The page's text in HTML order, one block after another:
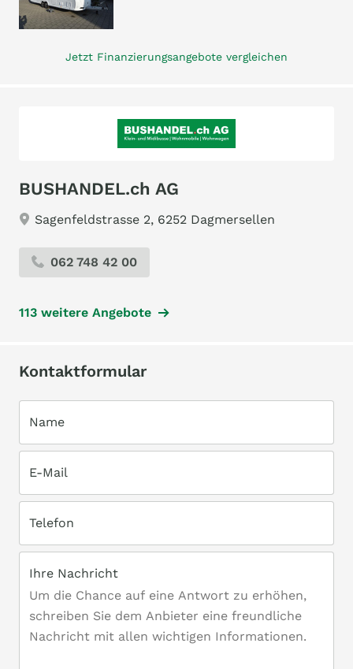
Jetzt Finanzierungsangebote vergleichen
BUSHANDEL.ch AG
Sagenfeldstrasse 2, 6252 Dagmersellen
062 748 42 00
113 weitere Angebote
Kontaktformular
Name
E-Mail
Telefon
Ihre Nachricht